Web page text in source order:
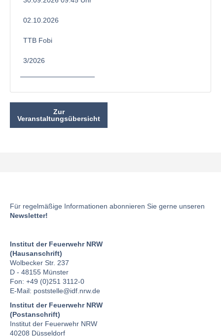
02.10.2026
TTB Fobi
3/2026
Zur
Veranstaltungsübersicht
Für regelmäßige Informationen abonnieren Sie gerne unseren
Newsletter!
Institut der Feuerwehr NRW
(Hausanschrift)
Wolbecker Str. 237
D - 48155 Münster
Fon: +49 (0)251 3112-0
E-Mail: poststelle@idf.nrw.de
Institut der Feuerwehr NRW
(Postanschrift)
Institut der Feuerwehr NRW
40208 Düsseldorf